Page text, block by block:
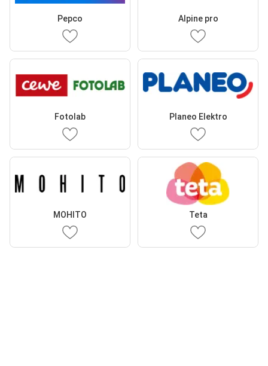
Pepco Alpine pro
Fotolab Planeo Elektro
MOHITO Teta